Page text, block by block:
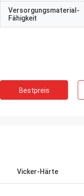
Versorgungsmaterial-
Fähigkeit
Bestpreis
Vicker-Härte